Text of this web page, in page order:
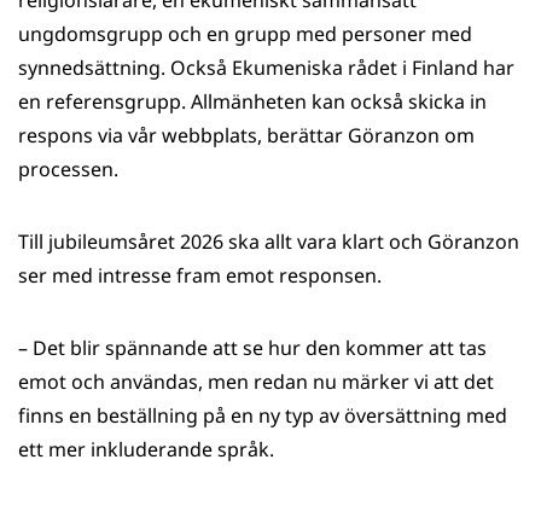
ungdomsgrupp och en grupp med personer med
synnedsättning. Också Ekumeniska rådet i Finland har
en referensgrupp. Allmänheten kan också skicka in
respons via vår webbplats, berättar Göranzon om
processen.
Till jubileumsåret 2026 ska allt vara klart och Göranzon
ser med intresse fram emot responsen.
– Det blir spännande att se hur den kommer att tas
emot och användas, men redan nu märker vi att det
finns en beställning på en ny typ av översättning med
ett mer inkluderande språk.